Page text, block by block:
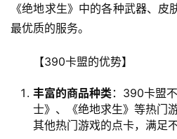
《绝地求生》中的各种武器、
最优质的服务。
【390卡盟的优势】
丰富的商品种类：390卡盟
士》、《绝地求生》等热门
其他热门游戏的点卡，满足